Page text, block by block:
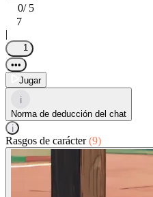
0/ 5
7
|
1
•••
Jugar
i
Norma de deducción del chat
i
Rasgos de carácter(9)